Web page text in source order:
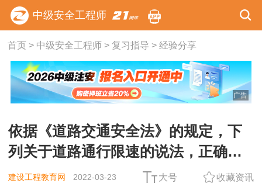
中级安全工程师
首页> 中级安全工程师> 复习指导 > 经验分享
广告
依据《道路交通安全法》的规定，下
列关于道路通行限速的说法，正确的
是( )。
建设工程教育网 2022-03-23 大号 收藏资讯